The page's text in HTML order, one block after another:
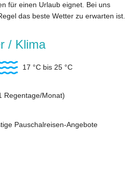
für einen Urlaub eignet. Bei uns
das beste Wetter zu erwarten ist.
/ Klima
17 °C bis 25 °C
Regentage/Monat)
Pauschalreisen-Angebote